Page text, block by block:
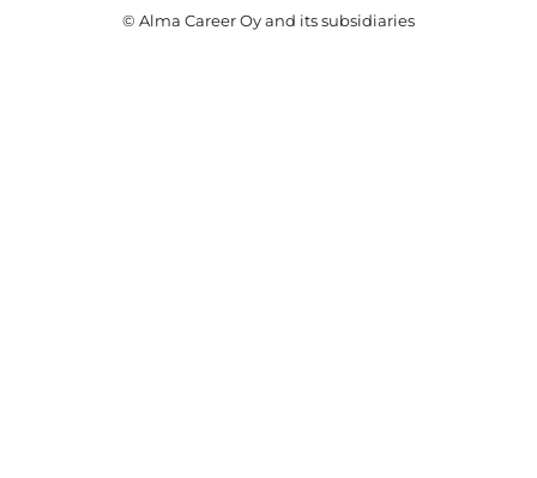
© Alma Career Oy and its subsidiaries